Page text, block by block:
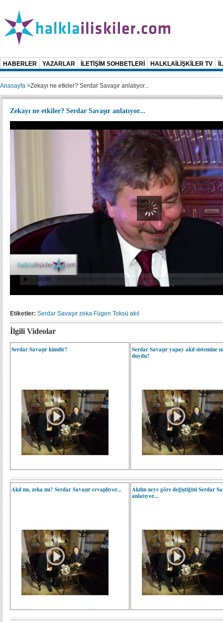
HABERLER YAZARLAR İLETİŞİM SOHBETLERİ HALKLAİLİŞKİLER TV
Anasayfa >Zekayı ne etkiler? Serdar Savaşır anlatıyor...
Zekayı ne etkiler? Serdar Savaşır anlatıyor...
Etiketler: Serdar Savaşır zeka Fügen Toksü akıl
İlgili Videolar
Serdar Savaşır kimdir?
Serdar Savaşır yapay akıl sistemine
duydu?
Akıl mı, zeka mı? Serdar Savaşır cevaplıyor...
Akılın neye göre değiştiğini Serdar
anlatıyor...